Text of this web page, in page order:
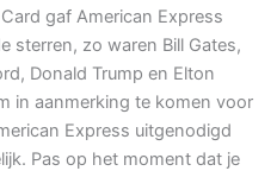
gaf American Express
sterren, zo waren Bill Gates,
Donald Trump en Elton
in aanmerking te komen voor
Express uitgenodigd
Pas op het moment dat je